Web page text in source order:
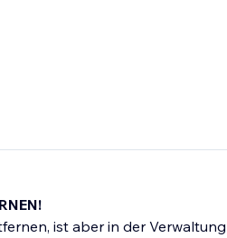
ist aber in der